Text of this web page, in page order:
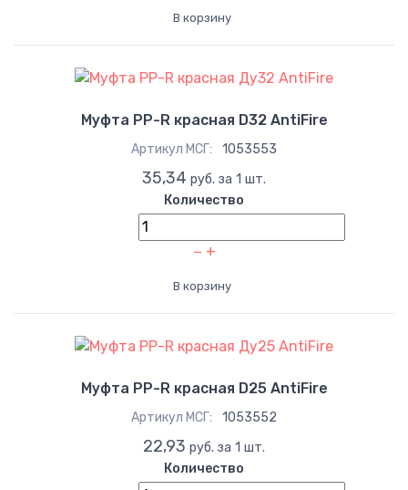
В корзину
Муфта PP-R красная D32 AntiFire
Артикул МСГ: 1053553
35,34 руб. за 1 шт.
Количество
− +
В корзину
Муфта PP-R красная D25 AntiFire
Артикул МСГ: 1053552
22,93 руб. за 1 шт.
Количество